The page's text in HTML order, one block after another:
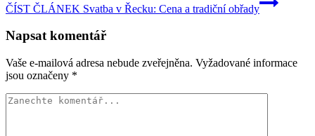
ČÍST ČLÁNEK Svatba v Řecku: Cena a tradiční obřady
Napsat komentář
Vaše e-mailová adresa nebude zveřejněna. Vyžadované informace
jsou označeny *